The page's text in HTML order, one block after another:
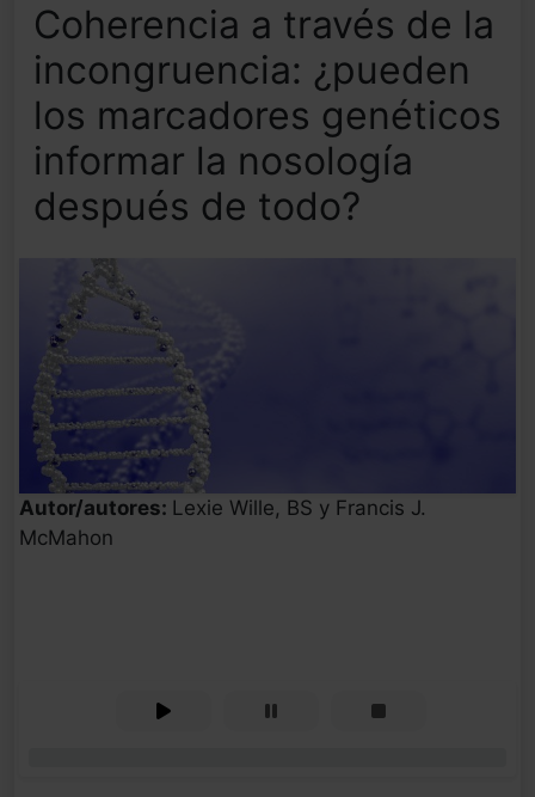
Coherencia a través de la
incongruencia: ¿pueden
los marcadores genéticos
informar la nosología
después de todo?
Autor/autores: Lexie Wille, BS y Francis J.
McMahon